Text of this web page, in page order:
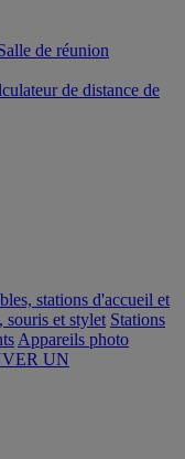
de réunion
de distance de
stations d'accueil et
souris et stylet Stations
Appareils photo
UN